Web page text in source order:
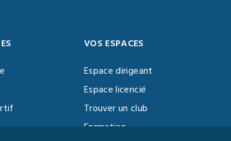
VOS ESPACES
Espace dirigeant
Espace licencié
Trouver un club
Formation